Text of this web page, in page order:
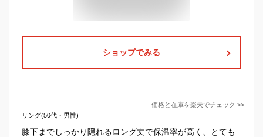
ショップでみる
価格と在庫を楽天でチェック >>
リング(50代・男性)
膝下までしっかり隠れるロング丈で保温率が高く、とても